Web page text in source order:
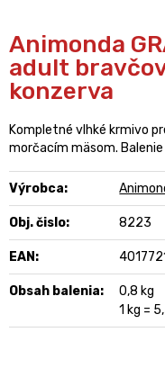
Animonda
adult
konzerva
Kompletné vlhké krmivo
morčacím mäsom.
Výrobca:
Obj. čislo: 8223
EAN:
Obsah balenia:
0,8 kg
1 kg =